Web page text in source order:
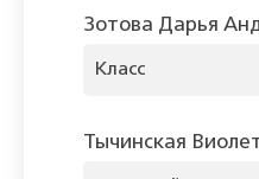
Зотова Дарья
Класс
Тычинская